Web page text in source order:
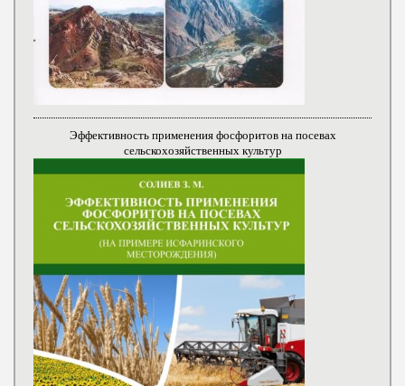
Эффективность применения фосфоритов на посевах
сельскохозяйственных культур